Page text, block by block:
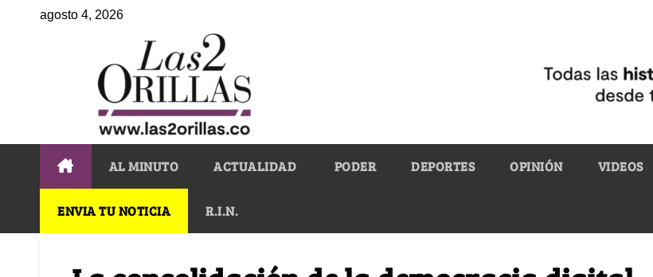
agosto 4, 2026
AL MINUTO ACTUALIDAD PODER DEPORTES OPINIÓN VIDEOS
ENVIA TU NOTICIA R.I.N.